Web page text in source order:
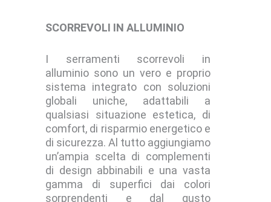
SCORREVOLI IN ALLUMINIO
I serramenti scorrevoli in
alluminio sono un vero e proprio
sistema integrato con soluzioni
globali uniche, adattabili a
qualsiasi situazione estetica, di
comfort, di risparmio energetico e
di sicurezza. Al tutto aggiungiamo
un’ampia scelta di complementi
di design abbinabili e una vasta
gamma di superfici dai colori
sorprendenti e dal gusto